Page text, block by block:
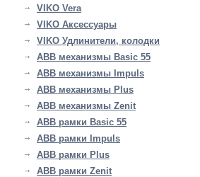
VIKO Vera
VIKO Аксессуары
VIKO Удлинители, колодки
ABB механизмы Basic 55
ABB механизмы Impuls
ABB механизмы Plus
ABB механизмы Zenit
ABB рамки Basic 55
ABB рамки Impuls
ABB рамки Plus
ABB рамки Zenit